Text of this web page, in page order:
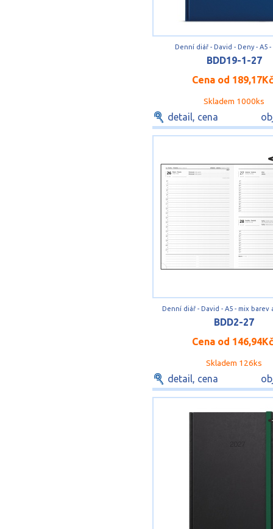
Denní diář - David - Deny - A5 -
BDD19-1-27
Cena od 189,17Kč
Skladem 1000ks
detail, cena
Denní diář - David - A5 - mix barev
BDD2-27
Cena od 146,94Kč
Skladem 126ks
detail, cena